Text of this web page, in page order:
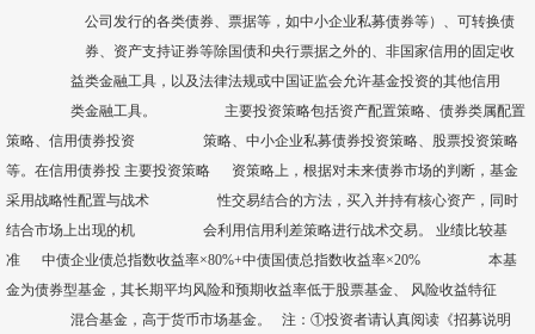
公司发行的各类债券、票据等，如中小企业私募债券等）、可转换债
券、资产支持证券等除国债和央行票据之外的、非国家信用的固定收
益类金融工具，以及法律法规或中国证监会允许基金投资的其他信用
类金融工具。 主要投资策略包括资产配置策略、债券类属配置
策略、信用债券投资 策略、中小企业私募债券投资策略、股票投资策略
等。在信用债券投 主要投资策略 资策略上，根据对未来债券市场的判断，基金
采用战略性配置与战术 性交易结合的方法，买入并持有核心资产，同时
结合市场上出现的机 会利用信用利差策略进行战术交易。 业绩比较基
准 中债企业债总指数收益率×80%+中债国债总指数收益率×20% 本基
金为债券型基金，其长期平均风险和预期收益率低于股票基金、 风险收益特征
混合基金，高于货币市场基金。 注：①投资者请认真阅读《招募说明